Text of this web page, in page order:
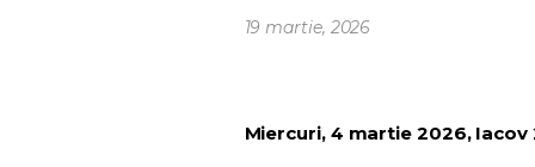
19 martie, 2026
Miercuri, 4 martie 2026, Iacov